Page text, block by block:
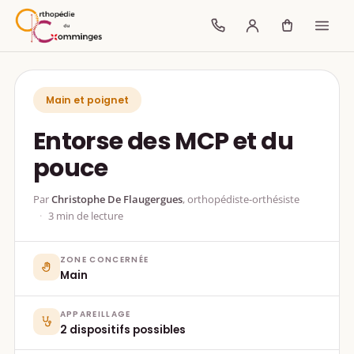
Main et poignet
Entorse des MCP et du
pouce
ParChristophe De Flaugergues, orthopédiste-orthésiste
3 min de lecture
ZONE CONCERNÉE
Main
APPAREILLAGE
2 dispositifs possibles